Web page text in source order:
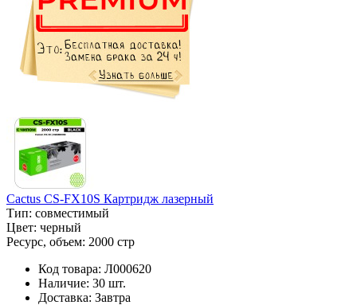
Cactus CS-FX10S Картридж лазерный
Тип: совместимый
Цвет: черный
Ресурс, объем: 2000 стр
Код товара: Л000620
Наличие: 30 шт.
Доставка: Завтра